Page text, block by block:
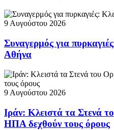
9 Αυγούστου 2026
Συναγερμός για
Αθήνα
9 Αυγούστου 2026
Ιράν: Κλειστά τα Στενά
ΗΠΑ δεχθούν τους όρους